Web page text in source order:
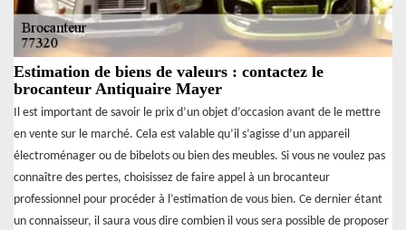
Estimation de biens de valeurs : contactez le
brocanteur Antiquaire Mayer
Il est important de savoir le prix d’un objet d’occasion avant de le mettre
en vente sur le marché. Cela est valable qu’il s’agisse d’un appareil
électroménager ou de bibelots ou bien des meubles. Si vous ne voulez pas
connaître des pertes, choisissez de faire appel à un brocanteur
professionnel pour procéder à l’estimation de vous bien. Ce dernier étant
un connaisseur, il saura vous dire combien il vous sera possible de proposer